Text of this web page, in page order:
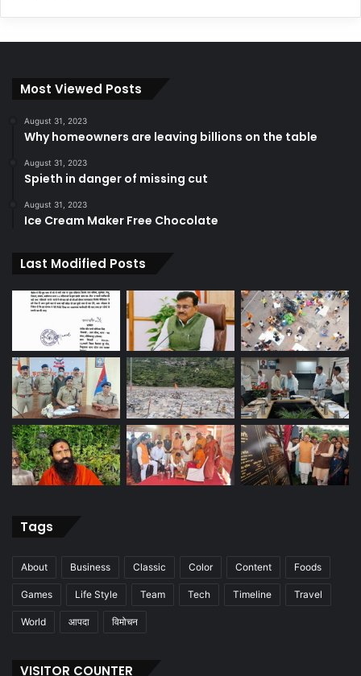
Most Viewed Posts
August 31, 2023
Why homeowners are leaving billions on the table
August 31, 2023
Spieth in danger of missing cut
August 31, 2023
Ice Cream Maker Free Chocolate
Last Modified Posts
Tags
About Business Classic Color Content Foods
Games Life Style Team Tech Timeline Travel
World आपदा विमोचन
VISITOR COUNTER